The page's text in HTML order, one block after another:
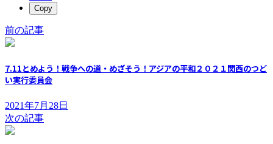
Copy
前の記事
7.11とめよう！戦争への道・めざそう！アジアの平和２０２１関西のつど
い実行委員会
2021年7月28日
次の記事